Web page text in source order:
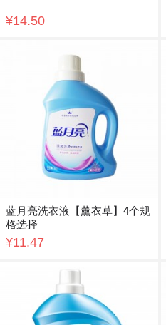
¥14.50
蓝月亮洗衣液【薰衣草】4个规
格选择
¥11.47